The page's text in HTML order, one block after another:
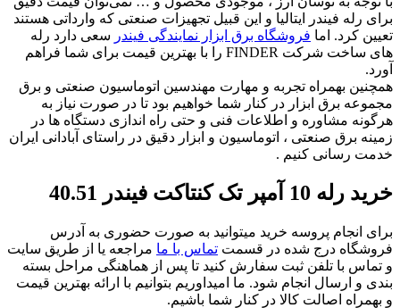
برای رله فیندر ایتالیا و این قبیل تجهیزات صنعتی که وارداتی هستند
تعیین کرد. اما فروشگاه برق ابزار نمایندگی فیندر سعی دارد رله
های ساخت شرکت FINDER را با بهترین قیمت برای شما فراهم
آورد.
همچنین بهمراه تجربه و مهارت مهندسین اتوماسیون صنعتی و برق
مجموعه برق ابزار در کنار شما خواهیم بود تا در صورت نیاز به
هرگونه مشاوره و اطلاعات فنی و حتی راه اندازی دستگاه ها در
زمینه برق صنعتی ، اتوماسیون و ابزار دقیق در راستای آبادانی ایران
خدمت رسانی کنیم .
خرید رله 10 آمپر تک کنتاکت فیندر 40.51
برای انجام پروسه خرید میتوانید به صورت حضوری به آدرس
فروشگاه درج شده در قسمت تماس با ما مراجعه یا از طریق سایت
و تماس با تلفن ثبت سفارش کنید تا پس از هماهنگی مراحل بسته
بندی و ارسال انجام شود. ما امیداوریم بتوانیم با ارائه بهترین قیمت
و بهمراه اصالت کالا در کنار شما باشیم.